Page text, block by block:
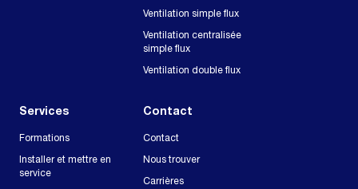
Ventilation simple flux
Ventilation centralisée
simple flux
Ventilation double flux
Services
Formations
Installer et mettre en
service
Contact
Contact
Nous trouver
Carrières